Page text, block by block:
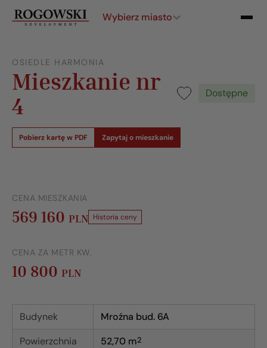
Wybierz miasto
OSIEDLE HARMONIA
Mieszkanie nr
4
Dostępne
Pobierz kartę w PDF Zapytaj o mieszkanie
CENA MIESZKANIA
569 160 PLN Historia ceny
CENA ZA METR KW.
10 800 PLN
Budynek
Mroźna bud. 6A
Powierzchnia
52,70 m2